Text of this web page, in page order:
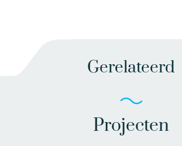
Gerelateerd
Projecten